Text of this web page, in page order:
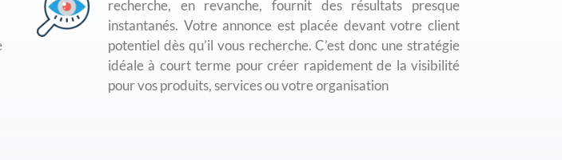
recherche, en revanche, fournit des résultats presque
instantanés. Votre annonce est placée devant votre client
potentiel dès qu’il vous recherche. C’est donc une stratégie
idéale à court terme pour créer rapidement de la visibilité
pour vos produits, services ou votre organisation